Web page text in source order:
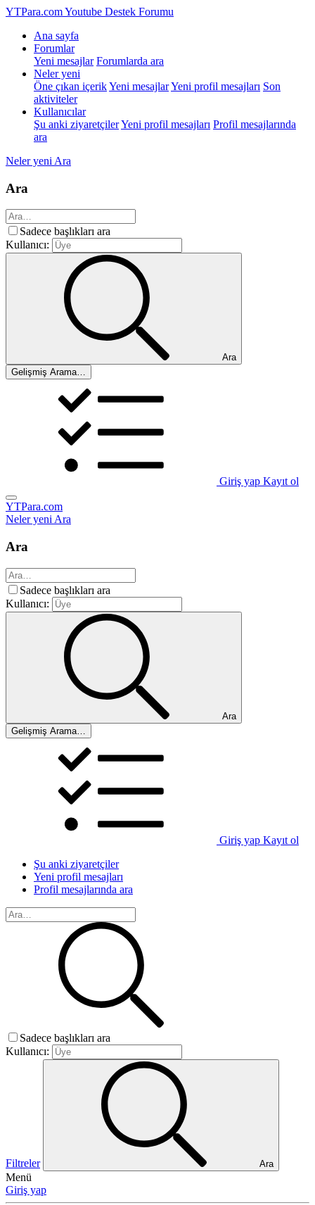
YTPara.comYoutube Destek Forumu
Ana sayfa
Forumlar
Yeni mesajlar Forumlarda ara
Neler yeni
Öne çıkan içerikYeni mesajlarYeni profil mesajları Son
aktiviteler
Kullanıcılar
Şu anki ziyaretçilerYeni profil mesajları Profil mesajlarında
ara
Neler yeni Ara
Ara
Sadece başlıkları ara
Kullanıcı:
Ara
Gelişmiş Arama…
Giriş yap Kayıt ol
YTPara.com
Neler yeniAra
Ara
Sadece başlıkları ara
Kullanıcı:
Ara
Gelişmiş Arama…
Giriş yap Kayıt ol
Şu anki ziyaretçiler
Yeni profil mesajları
Profil mesajlarında ara
Sadece başlıkları ara
Kullanıcı:
Filtreler Ara
Menü
Giriş yap